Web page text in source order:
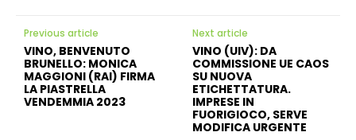
Previous article
VINO, BENVENUTO
BRUNELLO: MONICA
MAGGIONI (RAI) FIRMA
LA PIASTRELLA
VENDEMMIA 2023
Next article
VINO (UIV): DA
COMMISSIONE UE CAOS
SU NUOVA
ETICHETTATURA.
IMPRESE IN
FUORIGIOCO, SERVE
MODIFICA URGENTE